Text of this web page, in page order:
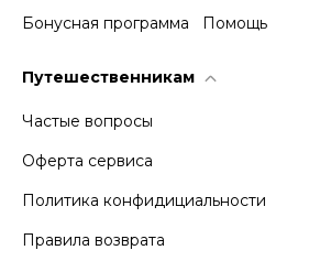
Бонусная программа
Помощь
Путешественникам
Частые вопросы
Оферта сервиса
Политика конфидициальности
Правила возврата